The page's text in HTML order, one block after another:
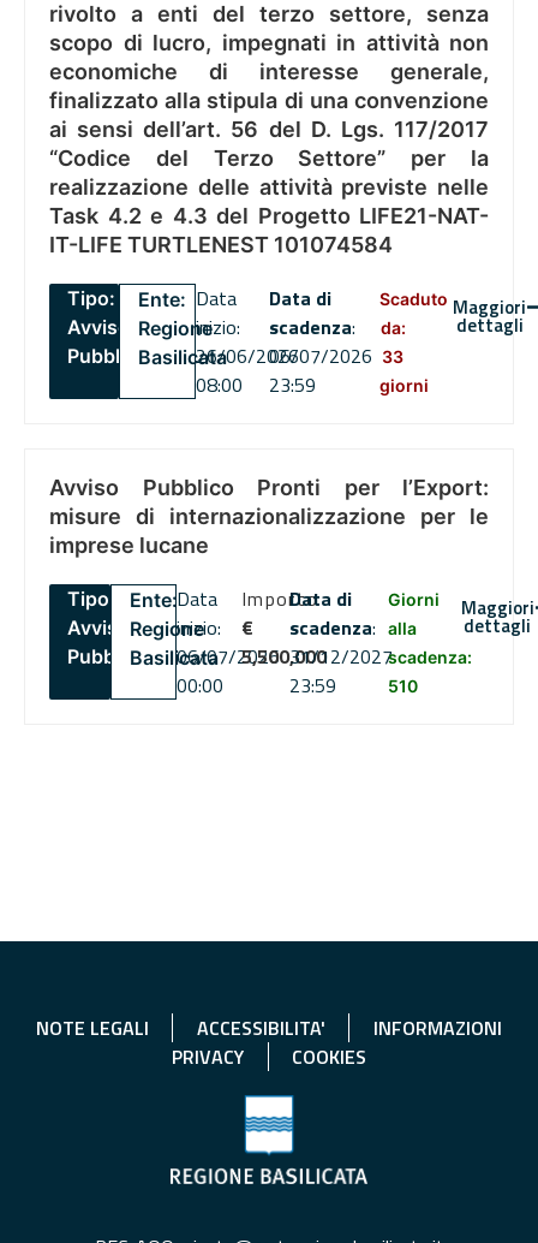
rivolto a enti del terzo settore, senza
scopo di lucro, impegnati in attività non
economiche di interesse generale,
finalizzato alla stipula di una convenzione
ai sensi dell’art. 56 del D. Lgs. 117/2017
“Codice del Terzo Settore” per la
realizzazione delle attività previste nelle
Task 4.2 e 4.3 del Progetto LIFE21-NAT-
IT-LIFE TURTLENEST 101074584
Tipo:
Avviso
Pubblico
Ente:
Regione
Basilicata
Data
inizio:
26/06/2026
08:00
Data di
scadenza:
06/07/2026
23:59
Scaduto
da:
33
giorni
Maggiori
dettagli
Avviso Pubblico Pronti per l’Export:
misure di internazionalizzazione per le
imprese lucane
Tipo:
Avviso
Pubblico
Ente:
Regione
Basilicata
Data
inizio:
06/07/2026
00:00
Importo
€
5,500,000
Data di
scadenza:
31/12/2027
23:59
Giorni
alla
scadenza:
510
Maggiori
dettagli
NOTE LEGALI ACCESSIBILITA'
INFORMAZIONI
PRIVACY
COOKIES